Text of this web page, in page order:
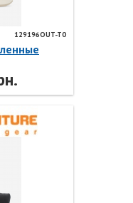
129196OUT-T0